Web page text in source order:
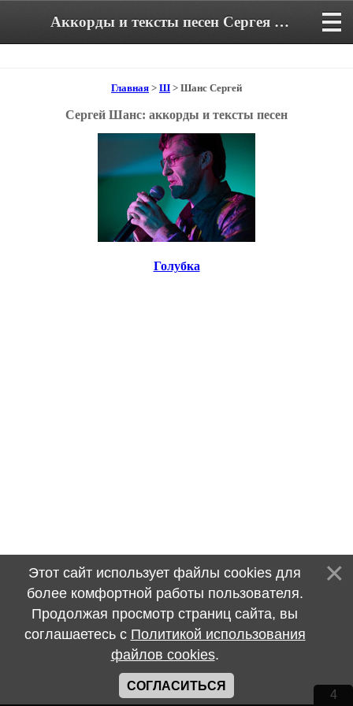
Аккорды и тексты песен Сергея Шанса
Главная > Ш > Шанс Сергей
Сергей Шанс: аккорды и тексты песен
Голубка
Этот сайт использует файлы cookies для
более комфортной работы пользователя.
Продолжая просмотр страниц сайта, вы
соглашаетесь с Политикой использования
файлов cookies.
СОГЛАСИТЬСЯ
4